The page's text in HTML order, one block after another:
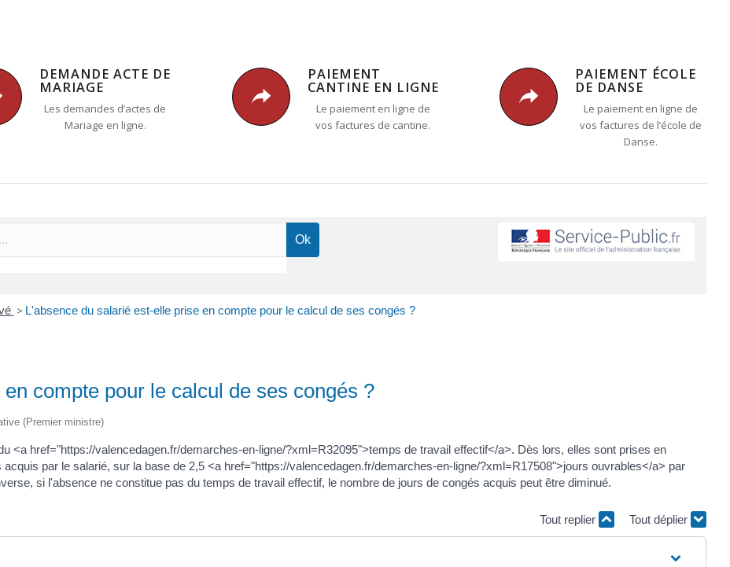
DEMANDE ACTE DE
MARIAGE
Les demandes d’actes de
Mariage en ligne.
PAIEMENT
CANTINE EN LIGNE
Le paiement en ligne de
vos factures de cantine.
PAIEMENT ÉCOLE
DE DANSE
Le paiement en ligne de
vos factures de l’école de
Danse.
> L'absence du salarié est-elle prise en compte pour le calcul de ses congés ?
compte pour le calcul de ses congés ?
(Premier ministre)
<a href="https://valencedagen.fr/demarches-en-ligne/?xml=R32095">temps de travail effectif</a>. Dès lors, elles sont prises en
par le salarié, sur la base de 2,5 <a href="https://valencedagen.fr/demarches-en-ligne/?xml=R17508">jours ouvrables</a> par
si l'absence ne constitue pas du temps de travail effectif, le nombre de jours de congés acquis peut être diminué.
Tout replier Tout déplier